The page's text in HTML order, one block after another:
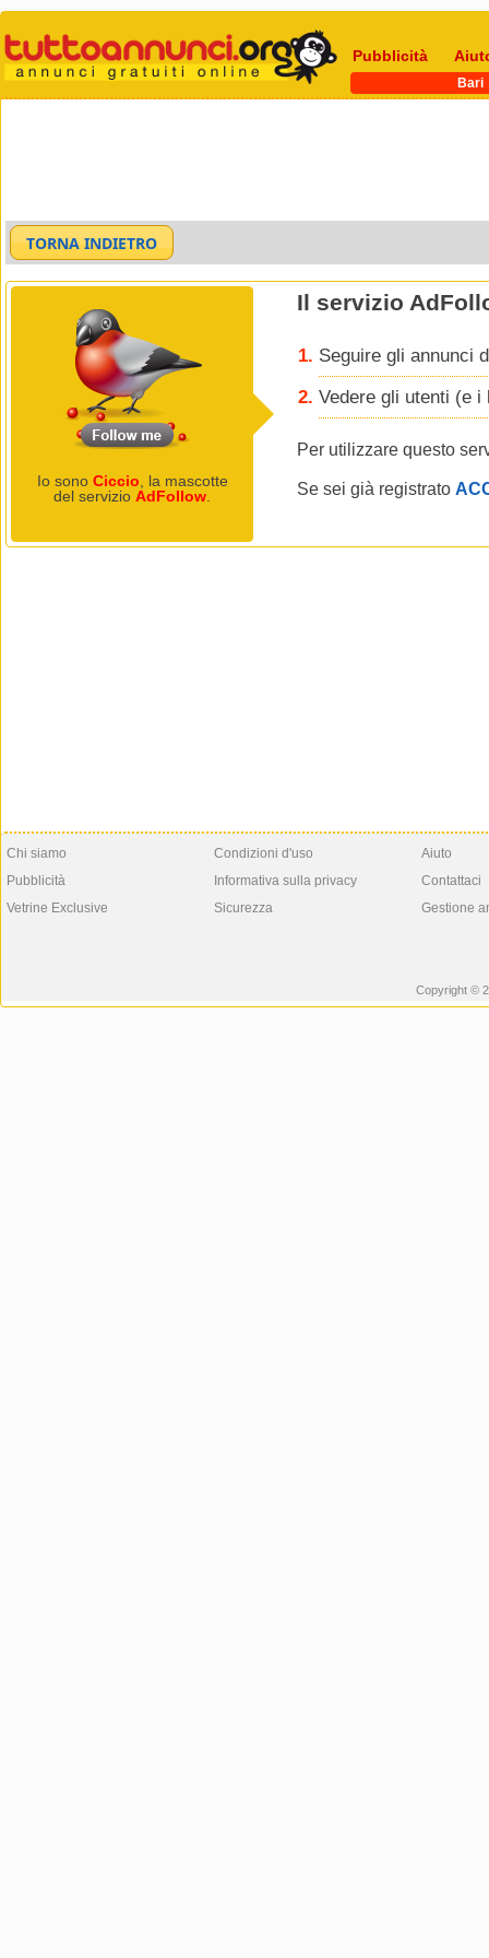
Pubblicità
Bari
Io sono Ciccio , la mascotte
del servizio AdFollow
Il servizio
Seguire gli annunci
Vedere gli utenti (e i
Per utilizzare questo
Se sei già registrato
Chi siamo
Pubblicità
Vetrine Exclusive
Condizioni d'uso
Informativa sulla privacy
Sicurezza
Aiuto
Contattaci
Gestione
Copyright ©